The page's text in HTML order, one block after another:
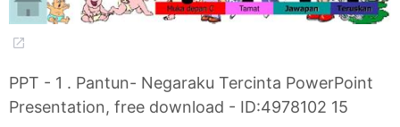
PPT - 1 . Pantun- Negaraku Tercinta PowerPoint
Presentation, free download - ID:4978102 15